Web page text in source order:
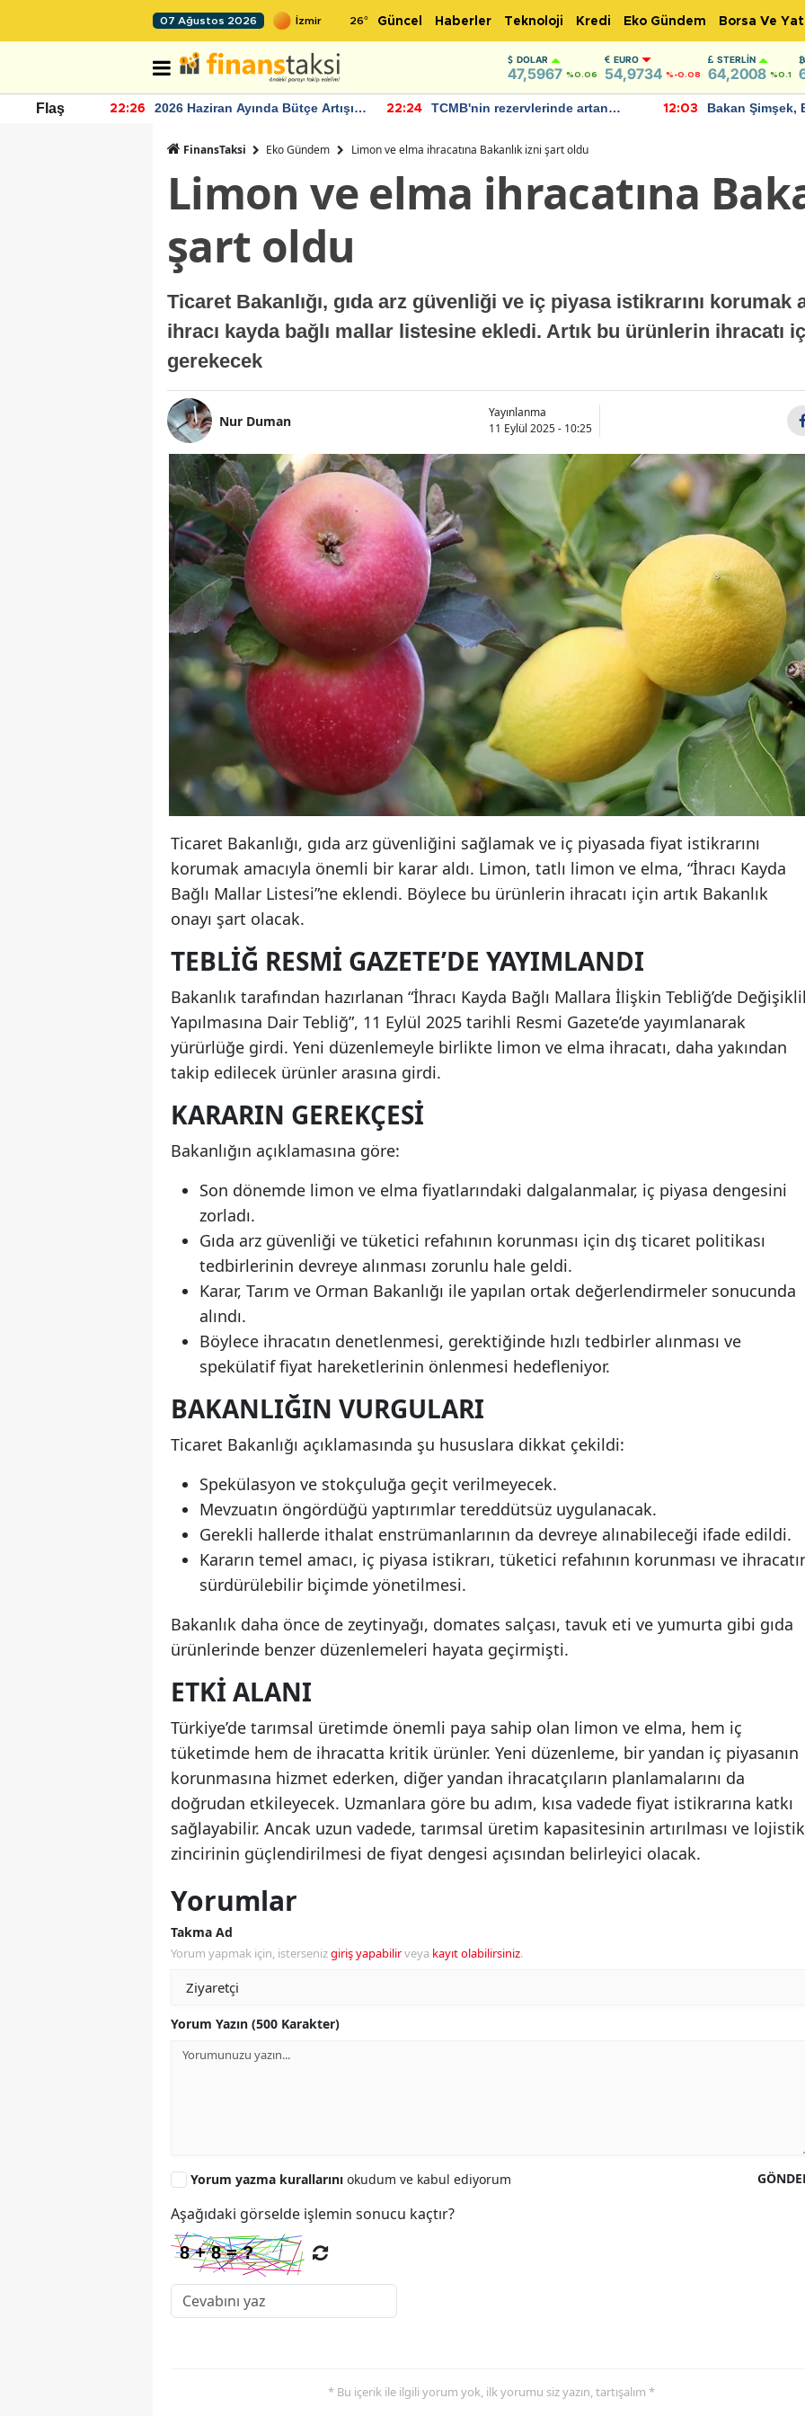
07 Ağustos 2026 26° Güncel Haberler Teknoloji Kredi Eko Gündem Borsa Ve
DOLAR
47,5967 %0.06
EURO
54,9734 %-0.08
STERLIN
64,2008 %0.1
Flaş 22:26
2026 Haziran Ayında Bütçe Artışı
22:24
TCMB'nin rezervlerinde artan
12:03
Bakan Şimşek,
FinansTaksi Eko Gündem Limon ve elma ihracatına Bakanlık izni şart oldu
Limon ve elma ihracatına
şart oldu
Ticaret Bakanlığı, gıda arz güvenliği ve iç piyasa istikrarını korumak
ihracı kayda bağlı mallar listesine ekledi. Artık bu ürünlerin ihracatı
gerekecek
Nur Duman
Yayınlanma
11 Eylül 2025 - 10:25
Ticaret Bakanlığı, gıda arz güvenliğini sağlamak ve iç piyasada fiyat istikrarını
korumak amacıyla önemli bir karar aldı. Limon, tatlı limon ve elma, “İhracı Kayda
Bağlı Mallar Listesi”ne eklendi. Böylece bu ürünlerin ihracatı için artık Bakanlık
onayı şart olacak.
TEBLIĞ RESMI GAZETE’DE YAYIMLANDI
Bakanlık tarafından hazırlanan “İhracı Kayda Bağlı Mallara İlişkin Tebliğ’de
Yapılmasına Dair Tebliğ”, 11 Eylül 2025 tarihli Resmi Gazete’de yayımlanarak
yürürlüğe girdi. Yeni düzenlemeyle birlikte limon ve elma ihracatı, daha yakından
takip edilecek ürünler arasına girdi.
KARARIN GEREKÇESI
Bakanlığın açıklamasına göre:
Son dönemde limon ve elma fiyatlarındaki dalgalanmalar, iç piyasa dengesini
zorladı.
Gıda arz güvenliği ve tüketici refahının korunması için dış ticaret politikası
tedbirlerinin devreye alınması zorunlu hale geldi.
Karar, Tarım ve Orman Bakanlığı ile yapılan ortak değerlendirmeler sonucunda
alındı.
Böylece ihracatın denetlenmesi, gerektiğinde hızlı tedbirler alınması ve
spekülatif fiyat hareketlerinin önlenmesi hedefleniyor.
BAKANLIĞIN VURGULARI
Ticaret Bakanlığı açıklamasında şu hususlara dikkat çekildi:
Spekülasyon ve stokçuluğa geçit verilmeyecek.
Mevzuatın öngördüğü yaptırımlar tereddütsüz uygulanacak.
Gerekli hallerde ithalat enstrümanlarının da devreye alınabileceği ifade edildi.
Kararın temel amacı, iç piyasa istikrarı, tüketici refahının korunması ve
sürdürülebilir biçimde yönetilmesi.
Bakanlık daha önce de zeytinyağı, domates salçası, tavuk eti ve yumurta gibi gıda
ürünlerinde benzer düzenlemeleri hayata geçirmişti.
ETKI ALANI
Türkiye’de tarımsal üretimde önemli paya sahip olan limon ve elma, hem iç
tüketimde hem de ihracatta kritik ürünler. Yeni düzenleme, bir yandan iç piyasanın
korunmasına hizmet ederken, diğer yandan ihracatçıların planlamalarını da
doğrudan etkileyecek. Uzmanlara göre bu adım, kısa vadede fiyat istikrarına katkı
sağlayabilir. Ancak uzun vadede, tarımsal üretim kapasitesinin artırılması ve lojistik
zincirinin güçlendirilmesi de fiyat dengesi açısından belirleyici olacak.
Yorumlar
Takma Ad
Yorum yapmak için, istersenizgiriş yapabilirveya kayıt olabilirsiniz.
Yorum Yazın (500 Karakter)
Yorum yazma kurallarını okudum ve kabul ediyorum
Aşağıdaki görselde işlemin sonucu kaçtır?
* Bu içerik ile ilgili yorum yok, ilk yorumu siz yazın, tartışalım *